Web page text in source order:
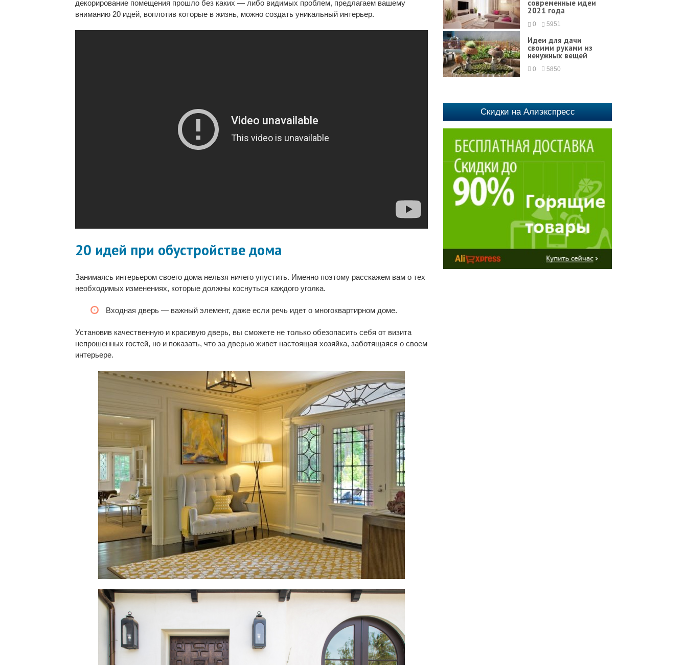
декорирование помещения прошло без каких — либо видимых проблем, предлагаем вашему
вниманию 20 идей, воплотив которые в жизнь, можно создать уникальный интерьер.
20 идей при обустройстве дома
Занимаясь интерьером своего дома нельзя ничего упустить. Именно поэтому расскажем вам о тех
необходимых изменениях, которые должны коснуться каждого уголка.
Входная дверь — важный элемент, даже если речь идет о многоквартирном доме.
Установив качественную и красивую дверь, вы сможете не только обезопасить себя от визита
непрошенных гостей, но и показать, что за дверью живет настоящая хозяйка, заботящаяся о своем
интерьере.
современные идеи
2021 года
0 5951
Идеи для дачи
своими руками из
ненужных вещей
0 5850
Скидки на Алиэкспресс